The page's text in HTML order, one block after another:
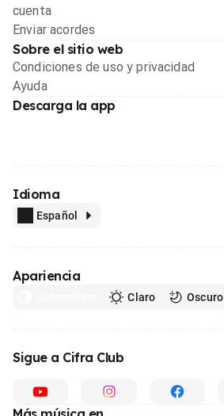
cuenta
Enviar acordes
Sobre el sitio web
Condiciones de uso y privacidad
Ayuda
Descarga la app
Idioma
Español
Apariencia
Claro Oscuro
Sigue a Cifra Club